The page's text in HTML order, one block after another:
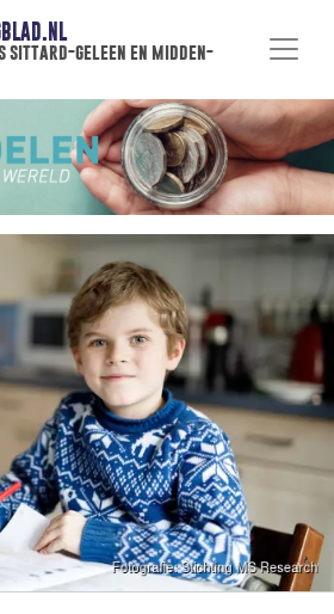
sittard-geleen en midden-